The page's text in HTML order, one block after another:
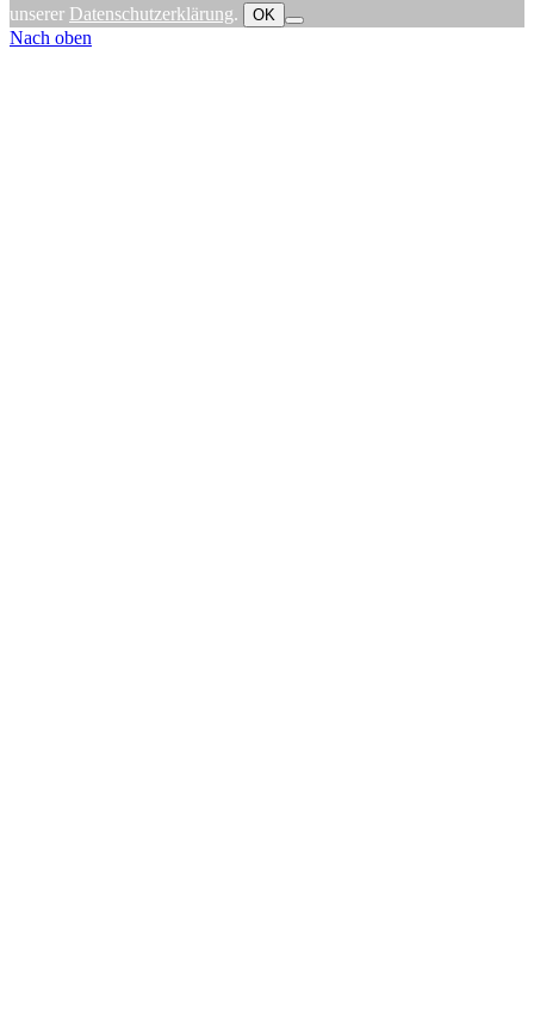
unserer Datenschutzerklärung. OK
Nach oben